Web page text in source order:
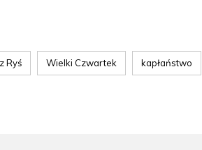
Ryś Wielki Czwartek kapłaństwo